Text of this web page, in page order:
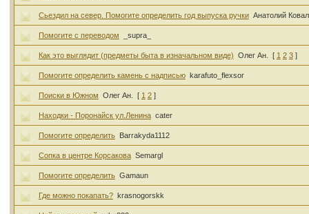
Сьездил на север. Помогите определить год выпуска ручки Анатолий
Помогите с переводом _supra_
Как это выглядит (предметы быта в изначальном виде) Олег Ан. [ 1 2 3 ]
Помогите определить камень с надписью karafuto_flexsor
Поиски в Южном Олег Ан. [ 1 2 ]
Находки - Поронайск ул.Ленина cater
Помогите определить Barrakyda1112
Сопка в центре Корсакова Semargl
Помогите определить Gamaun
Где можно покапать? krasnogorskk